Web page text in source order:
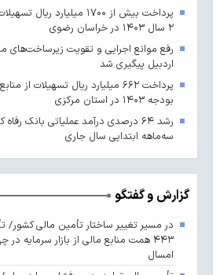
پرداخت بیش از ۱۷۰۰ میلیارد ریال
۲ سال ۱۴۰۳ در خراسان رضوی
رفع موانع اجرایی و تقویت زیرساخت‌های
اردبیل پیگیری شد
بودجه ۱۴۰۳ در استان مرکزی
رشد ۶۴ درصدی درآمد عملیاتی بانک رفاه
سه‌ماهه ابتدایی سال جاری
گزارش و گفتگو
در مسیر تغییر ساختار تأمین مالی کشور/
۴۴۳ همت منابع مالی از بازار سرمایه در
امسال